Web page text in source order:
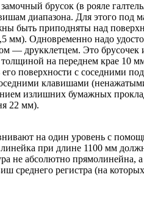
брусок (в рояле
диапазона. Для этого
приподняты над
Одновременно надо
друкклетцем. Это брусочек
на переднем крае 10
поверхности с соседними
клавишами
излишних бумажных
22 мм).
на один уровень с
при длине 1100 мм
не абсолютно прямолинейна,
среднего регистра (на